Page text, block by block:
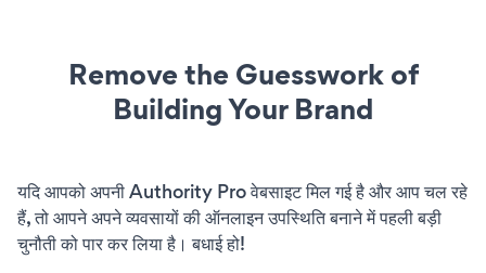
Remove the Guesswork of
Building Your Brand
यदि आपको अपनी Authority Pro वेबसाइट मिल गई है और आप चल रहे
हैं, तो आपने अपने व्यवसायों की ऑनलाइन उपस्थिति बनाने में पहली बड़ी
चुनौती को पार कर लिया है। बधाई हो!